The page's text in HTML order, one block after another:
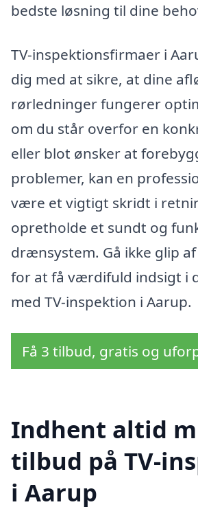
bedste løsning til dine
TV-inspektionsfirmaer i
dig med at sikre, at dine
rørledninger fungerer
om du står overfor en
eller blot ønsker at
problemer, kan en
være et vigtigt skridt i
opretholde et sundt og
drænsystem. Gå ikke glip
for at få værdifuld indsigt i
med TV-inspektion i Aarup.
Få 3 tilbud, gratis og
Indhent altid
tilbud på TV-
i Aarup